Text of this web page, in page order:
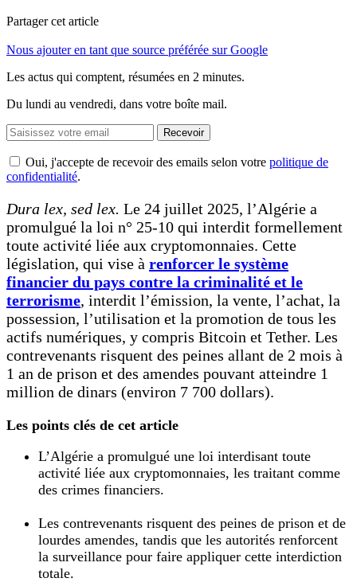
Partager cet article
Nous ajouter en tant que source préférée sur Google
Les actus qui comptent, résumées en 2 minutes.
Du lundi au vendredi, dans votre boîte mail.
Recevoir
Oui, j'accepte de recevoir des emails selon votre politique de
confidentialité.
Dura lex, sed lex. Le 24 juillet 2025, l’Algérie a
promulgué la loi n° 25-10 qui interdit formellement
toute activité liée aux cryptomonnaies. Cette
législation, qui vise à renforcer le système
financier du pays contre la criminalité et le
terrorisme, interdit l’émission, la vente, l’achat, la
possession, l’utilisation et la promotion de tous les
actifs numériques, y compris Bitcoin et Tether. Les
contrevenants risquent des peines allant de 2 mois à
1 an de prison et des amendes pouvant atteindre 1
million de dinars (environ 7 700 dollars).
Les points clés de cet article
L’Algérie a promulgué une loi interdisant toute
activité liée aux cryptomonnaies, les traitant comme
des crimes financiers.
Les contrevenants risquent des peines de prison et de
lourdes amendes, tandis que les autorités renforcent
la surveillance pour faire appliquer cette interdiction
totale.